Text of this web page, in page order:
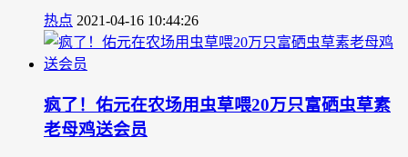
热点 2021-04-16 10:44:26
疯了！佑元在农场用虫草喂20万只富硒虫草素
老母鸡送会员